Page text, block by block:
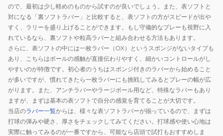
ので、最初は少し軽めのものから試すのが良いでしょう。また、表ソフトと
対になる「裏ソフトラバー」と比較すると、表ソフトの方がスピードが出や
すく、ラリーを盛り上げることができます。もし守備的なプレーも視野に入
れているなら、裏ソフトや粒高ラバーと組み合わせる方法もあります。
さらに、表ソフトの中には一枚ラバー（OX）というスポンジがないタイプも
あり、こちらはボールの感触が直接伝わりやすく、細かいコントロールがし
やすいのが特徴です。初心者のうちはスポンジ付きのラバーから始めること
が多いですが、慣れてきたら一枚ラバーにも挑戦してみるとプレーの幅が広
がります。また、アンチラバーやラージボール用など、特殊なラバーもあり
ますが、まずは基本の表ソフトで自分の感覚を育てることが大切です。
当店のラバー一覧からは、様々な表ソフトラバーが揃っているので、まずは
打球の弾みや硬さ、厚さをチェックしてみてください。打球感や使い心地は
実際に触ってみるのが一番ですから、可能なら店頭で試打もおすすめしま